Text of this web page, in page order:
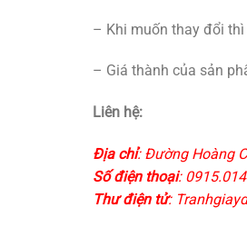
– Khi muốn thay đổi
– Giá thành của sản
Liên hệ:
Địa chỉ: Đường Hoàng
Số điện thoại:
Thư điện tử: